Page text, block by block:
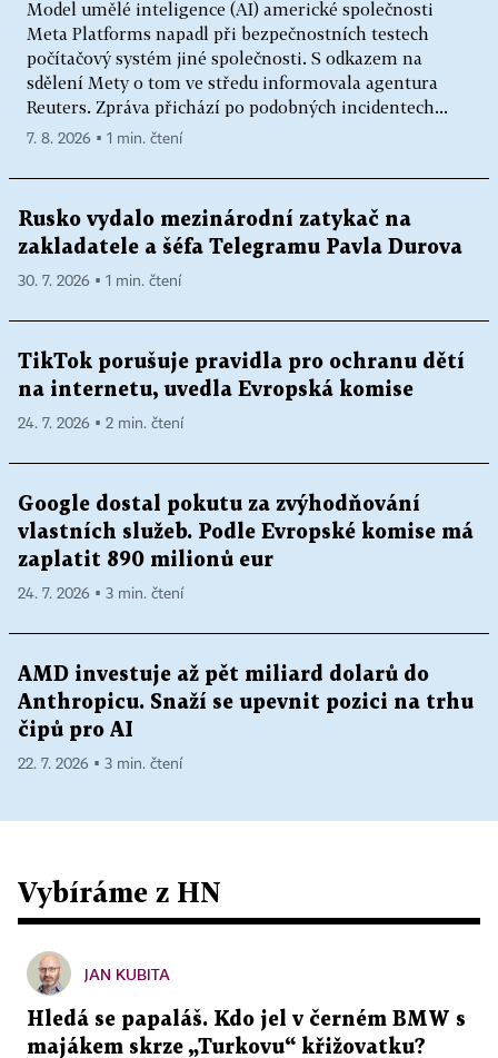
Model umělé inteligence (AI) americké společnosti
Meta Platforms napadl při bezpečnostních testech
počítačový systém jiné společnosti. S odkazem na
sdělení Mety o tom ve středu informovala agentura
Reuters. Zpráva přichází po podobných incidentech...
7. 8. 2026 ▪ 1 min. čtení
Rusko vydalo mezinárodní zatykač na
zakladatele a šéfa Telegramu Pavla Durova
30. 7. 2026 ▪ 1 min. čtení
TikTok porušuje pravidla pro ochranu dětí
na internetu, uvedla Evropská komise
24. 7. 2026 ▪ 2 min. čtení
Google dostal pokutu za zvýhodňování
vlastních služeb. Podle Evropské komise má
zaplatit 890 milionů eur
24. 7. 2026 ▪ 3 min. čtení
AMD investuje až pět miliard dolarů do
Anthropicu. Snaží se upevnit pozici na trhu
čipů pro AI
22. 7. 2026 ▪ 3 min. čtení
Vybíráme z HN
JAN KUBITA
Hledá se papaláš. Kdo jel v černém BMW s
majákem skrze „Turkovu“ křižovatku?